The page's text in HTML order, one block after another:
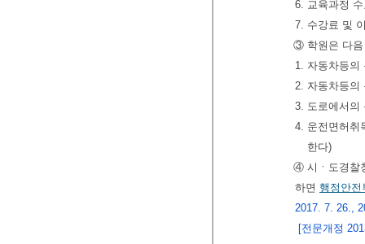
6. 교육과정
7. 수강료 및
③ 학원은 다음
1. 자동차등의
2. 자동차등의
3. 도로에서의
4. 운전면허취
한다)
④ 시ㆍ도경찰
하면 행정안전
2017. 7. 26.,
[전문개정